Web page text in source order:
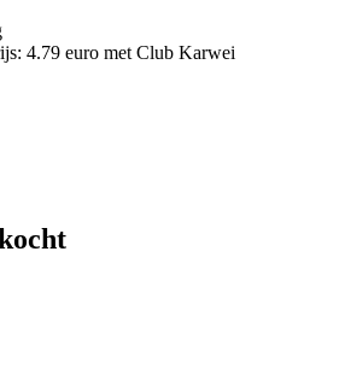
4.79 euro met Club Karwei